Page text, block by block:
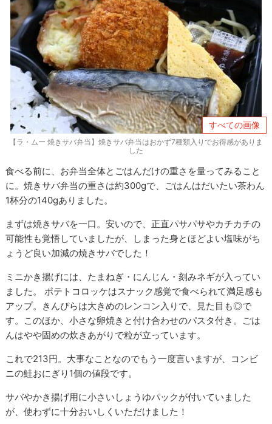
すべての画像
【ラ・ムー 焼きサバ弁当】焼きサバ弁当はおかず7種類入りでお得感がありま
した
食べる前に、お弁当全体とごはんだけの重さを量ってみること
に。焼きサバ弁当の重さは約300gで、ごはんはだいたい茶わん
1杯分の140gありました。
まずは焼きサバを一口。安いので、正直パサパサやカチカチの
可能性も覚悟していましたが、しまった身とほどよい塩味がち
ょうど良い加減の焼きサバでした！
ミニかき揚げには、たまねぎ・にんじん・刻みネギが入ってい
ました。 ポテトコロッケはスナック感覚で食べられて満足感も
アップ。きんぴらは大きめのレンコン入りで、見た目も◎で
す。このほか、小さな卵焼きと付け合わせのパスタ付き。ごは
んはやや固めの炊きあがりで粒が立っています。
これで213円。大事なことなのでもう一度言いますが、コンビ
ニの鮭おにぎり1個の値段です。
サバやかき揚げ用に小さいしょうゆパックが付いていました
が、使わずに十分おいしくいただけました！